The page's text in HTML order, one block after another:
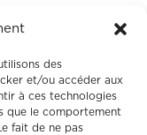
des
et/ou accéder aux
à ces technologies
que le comportement
fait de ne pas